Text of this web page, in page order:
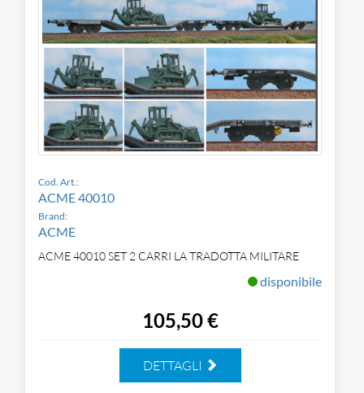
Cod. Art.:
ACME 40010
Brand:
ACME
ACME 40010 SET 2 CARRI LA TRADOTTA MILITARE
disponibile
105,50 €
DETTAGLI